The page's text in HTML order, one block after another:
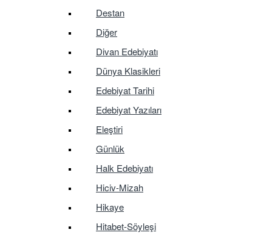
Destan
Diğer
Divan Edebiyatı
Dünya Klasikleri
Edebiyat Tarihi
Edebiyat Yazıları
Eleştiri
Günlük
Halk Edebiyatı
Hiciv-Mizah
Hikaye
Hitabet-Söyleşi